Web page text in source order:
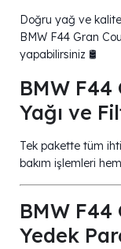
Doğru yağ ve
BMW F44 Gran
yapabilirsiniz 🛢️
BMW
Yağı ve
Tek pakette tüm
bakım işlemleri
BMW
Yedek